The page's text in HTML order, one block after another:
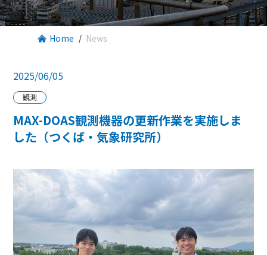
Home News
2025/06/05
観測
MAX-DOAS観測機器の更新作業を実施しま
した（つくば・気象研究所）